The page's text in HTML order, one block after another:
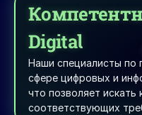
Digital
Наши специалисты по
сфере цифровых и
что позволяет искать
соответствующих